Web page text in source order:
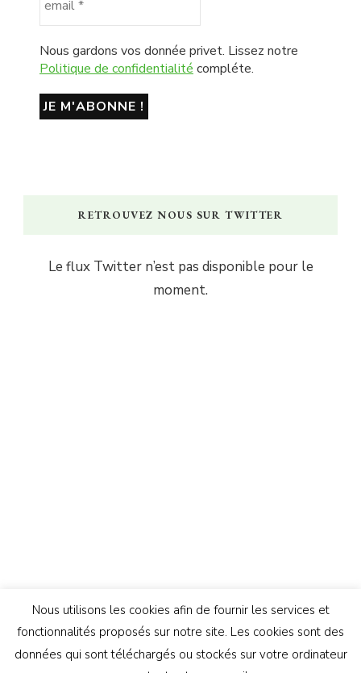
Nous gardons vos donnée privet. Lissez notre
Politique de confidentialité compléte.
RETROUVEZ NOUS SUR TWITTER
Le flux Twitter n’est pas disponible pour le
moment.
Nous utilisons les cookies afin de fournir les services et
fonctionnalités proposés sur notre site. Les cookies sont des
données qui sont téléchargés ou stockés sur votre ordinateur